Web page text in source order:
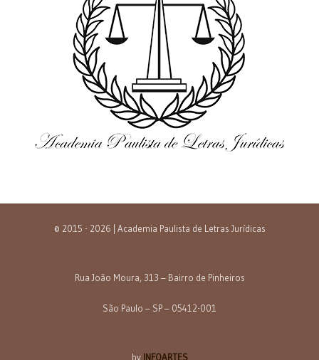
© 2015 - 2026 | Academia Paulista de Letras Jurídicas
Rua João Moura, 313 – Bairro de Pinheiros
São Paulo – SP – 05412-001
by INFOARTES